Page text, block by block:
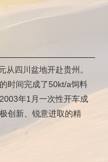
从四川盆地开赴贵州。
时间完成了50kt/a饲料
年1月一次性开车成
创新、锐意进取的精